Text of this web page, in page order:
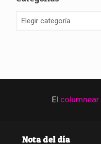
El columnear
Nota del día